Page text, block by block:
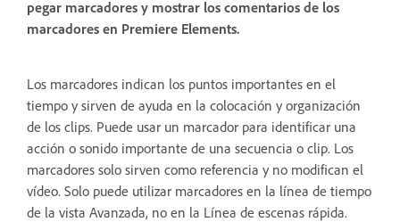
pegar marcadores y mostrar los comentarios de los
marcadores en Premiere Elements.
Los marcadores indican los puntos importantes en el
tiempo y sirven de ayuda en la colocación y organización
de los clips. Puede usar un marcador para identificar una
acción o sonido importante de una secuencia o clip. Los
marcadores solo sirven como referencia y no modifican el
vídeo. Solo puede utilizar marcadores en la línea de tiempo
de la vista Avanzada, no en la Línea de escenas rápida.